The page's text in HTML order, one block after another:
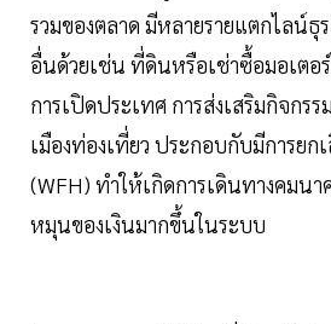
รวมของตลาด มีหลายรายแตกไลน์
อื่นด้วยเช่น ที่ดินหรือเช่าซื้อมอเตอ
การเปิดประเทศ การส่งเสริมกิจกร
เมืองท่องเที่ยว ประกอบกับมีการยก
(WFH) ทำให้เกิดการเดินทางคมนา
หมุนของเงินมากขึ้นในระบบ